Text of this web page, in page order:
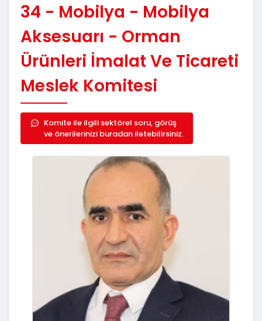
34 - Mobilya - Mobilya
Aksesuarı - Orman
Ürünleri İmalat Ve Ticareti
Meslek Komitesi
Komite ile ilgili sektörel soru, görüş
ve önerilerinizi buradan iletebilirsiniz.